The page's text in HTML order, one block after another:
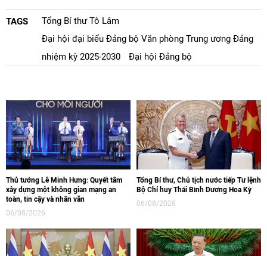
TAGS
Tổng Bí thư Tô Lâm
Đại hội đại biểu Đảng bộ Văn phòng Trung ương Đảng
nhiệm kỳ 2025-2030
Đại hội Đảng bộ
Thủ tướng Lê Minh Hưng: Quyết tâm
xây dựng một không gian mạng an
toàn, tin cậy và nhân văn
06/08/2026
Tổng Bí thư, Chủ tịch nước tiếp Tư lệnh
Bộ Chỉ huy Thái Bình Dương Hoa Kỳ
06/08/2026